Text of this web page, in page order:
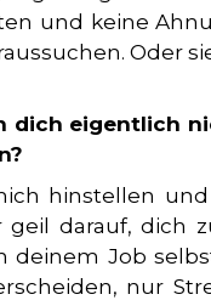
und keine
Oder
dich eigentlich
hinstellen
darauf, dich
deinem Job
nur